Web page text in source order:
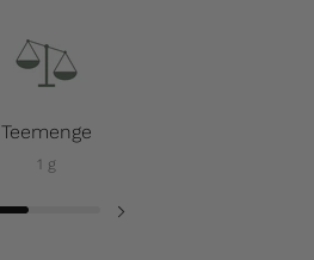
Teemenge
1 g